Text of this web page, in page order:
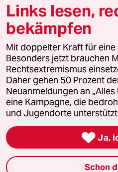
© 2026 taz Verlags und
Alle Rechte vorbehalten. Bei
wenden Sie sich bitte an
Feedback Redaktionsstatut
Leitlinie Informant
Seitenwende Einwilligungen
Links lesen,
bekämpfen
Mit doppelter Kraft für
Besonders jetzt brauchen
Rechtsextremismus
Daher gehen 50 Prozent
Neuanmeldungen an
eine Kampagne, die
und Jugendorte
 Ja,
Schon